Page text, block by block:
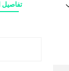
تفاصيل